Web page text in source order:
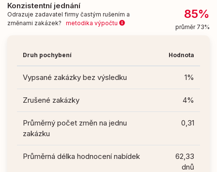
Konzistentní jednání
Odrazuje zadavatel firmy častým rušením a
změnami zakázek? metodika výpočtu
85%
průměr 73%
Druh pochybení Hodnota
Vypsané zakázky bez výsledku 1%
Zrušené zakázky 4%
Průměrný počet změn na jednu
zakázku
0,31
Průměrná délka hodnocení nabídek
62,33
dnů